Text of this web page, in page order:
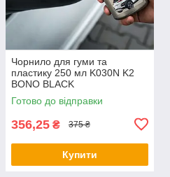
Чорнило для гуми та
пластику 250 мл K030N K2
BONO BLACK
Готово до відправки
356,25 ₴ 375 ₴
Купити